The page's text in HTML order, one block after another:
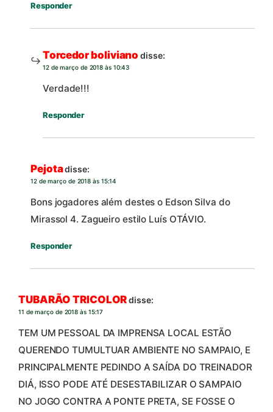
Responder
Torcedor boliviano disse:
12 de março de 2018 às 10:43
Verdade!!!
Responder
Pejotadisse:
12 de março de 2018 às 15:14
Bons jogadores além destes o Edson Silva do
Mirassol 4. Zagueiro estilo Luís OTÁVIO.
Responder
TUBARÃO TRICOLORdisse:
11 de março de 2018 às 15:17
TEM UM PESSOAL DA IMPRENSA LOCAL ESTÃO
QUERENDO TUMULTUAR AMBIENTE NO SAMPAIO, E
PRINCIPALMENTE PEDINDO A SAÍDA DO TREINADOR
DIÁ, ISSO PODE ATÉ DESESTABILIZAR O SAMPAIO
NO JOGO CONTRA A PONTE PRETA, SE FOSSE O